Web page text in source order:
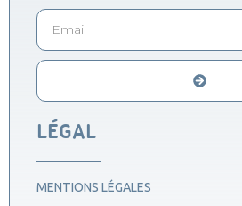
LÉGAL
MENTIONS LÉGALES